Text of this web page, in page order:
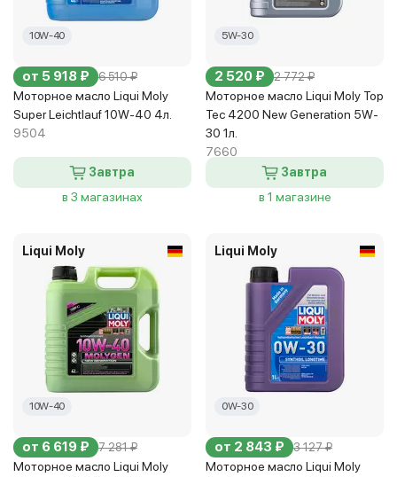
10W-40
от 5 918 ₽ 6 510 ₽
Моторное масло Liqui Moly
Super Leichtlauf 10W-40 4л.
9504
Завтра
в 3 магазинах
5W-30
2 520 ₽ 2 772 ₽
Моторное масло Liqui Moly Top
Tec 4200 New Generation 5W-
30 1л.
7660
Завтра
в 1 магазине
Liqui Moly
10W-40
от 6 619 ₽ 7 281 ₽
Моторное масло Liqui Moly
Liqui Moly
0W-30
от 2 843 ₽ 3 127 ₽
Моторное масло Liqui Moly